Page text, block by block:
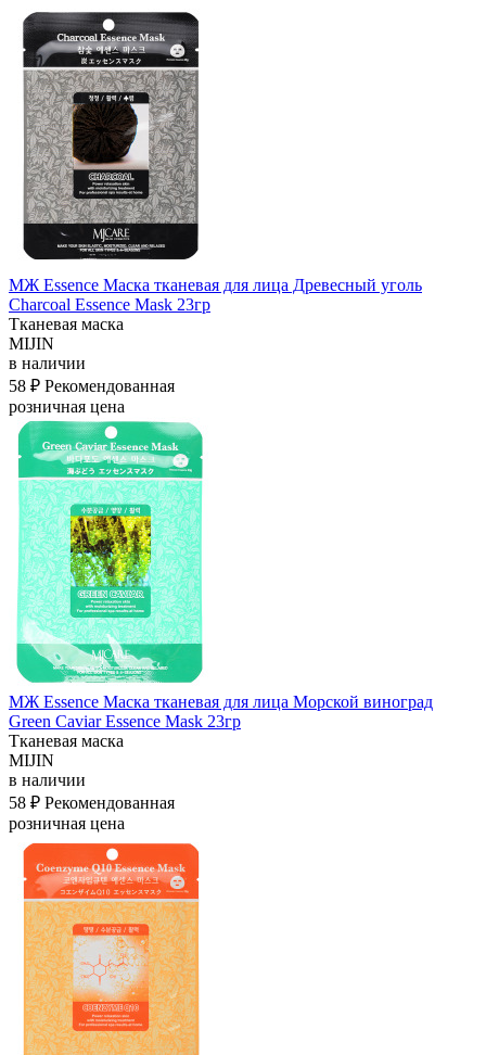
МЖ Essence Маска тканевая для лица Древесный уголь
Charcoal Essence Mask 23гр
Тканевая маска
MIJIN
в наличии
58 ₽ Рекомендованная
розничная цена
МЖ Essence Маска тканевая для лица Морской виноград
Green Caviar Essence Mask 23гр
Тканевая маска
MIJIN
в наличии
58 ₽ Рекомендованная
розничная цена